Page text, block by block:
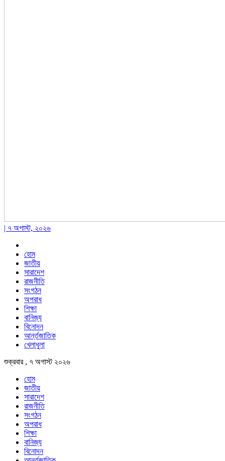
| ৭ অগাস্ট, ২০২৬
হোম
জাতীয়
সারাদেশ
রাজনীতি
সংগঠন
অপরাধ
শিক্ষা
বানিজ্য
বিনোদন
আর্ন্তজাতিক
খেলাধুলা
শুক্রবার , ৭ অগাস্ট ২০২৬
হোম
জাতীয়
সারাদেশ
রাজনীতি
সংগঠন
অপরাধ
শিক্ষা
বানিজ্য
বিনোদন